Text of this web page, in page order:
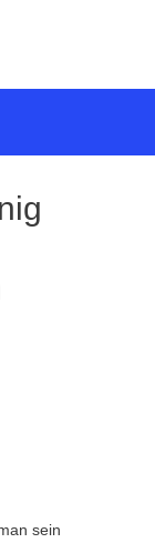
sein